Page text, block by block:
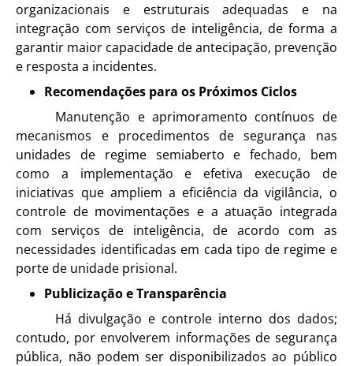
organizacionais e estruturais adequadas e na
integração com serviços de inteligência, de forma a
garantir maior capacidade de antecipação, prevenção
e resposta a incidentes.
Recomendações para os Próximos Ciclos
Manutenção e aprimoramento contínuos de
mecanismos e procedimentos de segurança nas
unidades de regime semiaberto e fechado, bem
como a implementação e efetiva execução de
iniciativas que ampliem a eficiência da vigilância, o
controle de movimentações e a atuação integrada
com serviços de inteligência, de acordo com as
necessidades identificadas em cada tipo de regime e
porte de unidade prisional.
Publicização e Transparência
Há divulgação e controle interno dos dados;
contudo, por envolverem informações de segurança
pública, não podem ser disponibilizados ao público